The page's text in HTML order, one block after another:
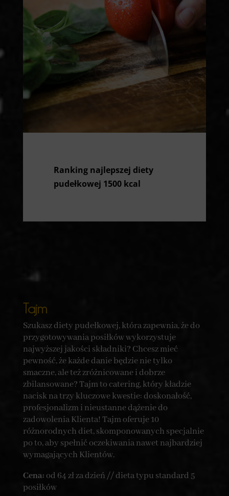
Ranking najlepszej diety
pudełkowej 1500 kcal
Tajm
Szukasz diety pudełkowej, która zapewnia, że do
przygotowywania posiłków wykorzystuje
najwyższej jakości składniki? Chcesz mieć
pewność, że każde danie będzie nie tylko
smaczne, ale też zróżnicowane i dobrze
zbilansowane? Tajm to catering, który kładzie
nacisk na trzy kluczowe kwestie: doskonałość,
profesjonalizm i nieustanne dążenie do
zadowolenia Klienta! Tajm oferuje 10
różnorodnych diet, skomponowanych specjalnie
po to, aby spełnić oczekiwania nawet najbardziej
wymagających Klientów.
Cena: od 64 zł za dzień // dieta typu standard 5
posiłków